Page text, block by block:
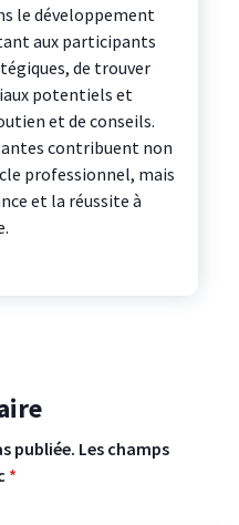
le développement
aux participants
de trouver
potentiels et
et de conseils.
contribuent non
professionnel, mais
et la réussite à
publiée. Les champs
*